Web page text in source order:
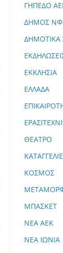
ΓΗΠΕΔΟ
ΔΗΜΟΣ
ΔΗΜΟΤΙΚΑ
ΕΚΚΛΗΣΙΑ
ΕΛΛΑΔΑ
ΘΕΑΤΡΟ
ΚΟΣΜΟΣ
ΜΠΑΣΚΕΤ
ΝΕΑ ΑΕΚ
ΝΕΑ ΙΩΝΙΑ